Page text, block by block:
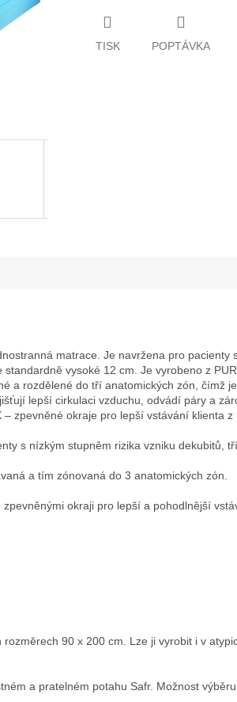
TISK POPTÁVKA
matrace. Je navržena pro pacienty
vysoké 12 cm. Je vyrobeno z
a rozdělené do tří anatomických zón, čímž
lepší cirkulaci vzduchu, odvádí páry a
zpevněné okraje pro lepší vstávání klienta z
s nízkým stupněm rizika vzniku dekubitů,
a tím zónovaná do 3 anatomických zón.
okraji pro lepší a pohodlnější
90 x 200 cm. Lze ji vyrobit i v
a pratelném potahu Safr. Možnost